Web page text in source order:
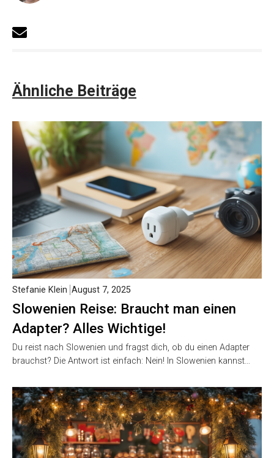
Ähnliche Beiträge
Slowenien Reise: Braucht man einen
Adapter? Alles Wichtige!
Stefanie Klein August 7, 2025
Du reist nach Slowenien und fragst dich, ob du einen Adapter
brauchst? Die Antwort ist einfach: Nein! In Slowenien kannst…